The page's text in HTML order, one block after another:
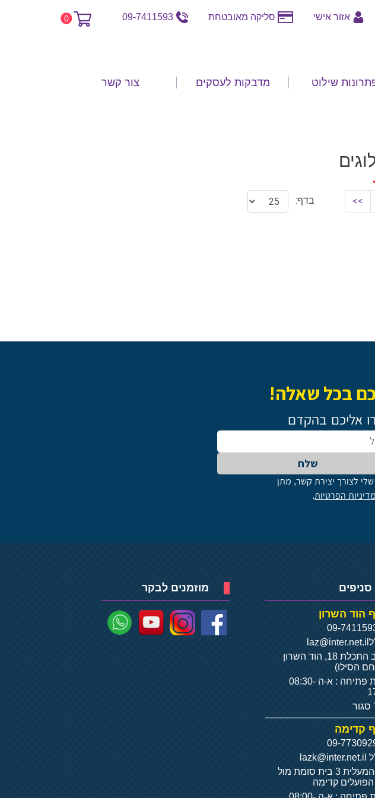
אזור אישי סליקה מאובטחת 09-7411593
0
שילוט מדבקות לעסקים צור קשר
>> בדף:
בכל שאלה!
אליכם בהקדם
שלח
לצורך יצירת קשר, מתן
מדיניות הפרטיות.
סניפים
הוד השרון
09-
laz@inter.net.il
רחוב התכלת 18, הוד השרון
הסילו)
שעות פתיחה : א-ה 08:30-
סגור
קדימה
09-
רח. המעלית 3 בית סומת מול
קדימה
מוזמנים לבקר